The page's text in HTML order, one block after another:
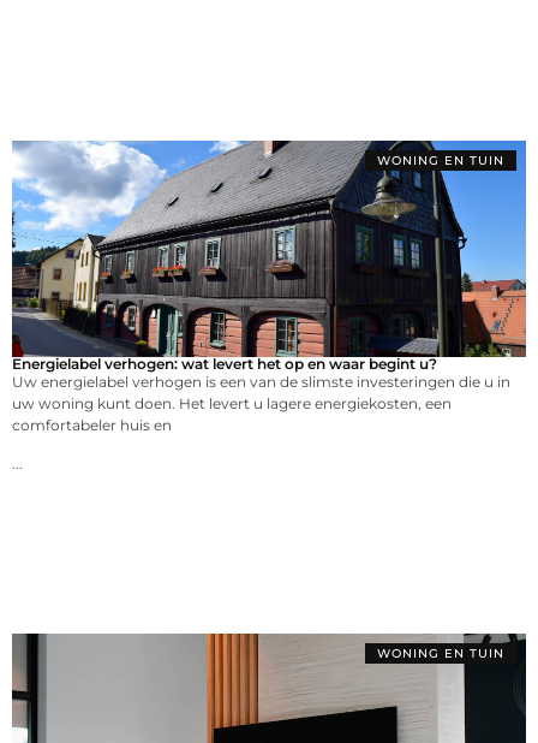
WONING EN TUIN
Energielabel verhogen: wat levert het op en waar begint u?
Uw energielabel verhogen is een van de slimste investeringen die u in
uw woning kunt doen. Het levert u lagere energiekosten, een
comfortabeler huis en
...
WONING EN TUIN